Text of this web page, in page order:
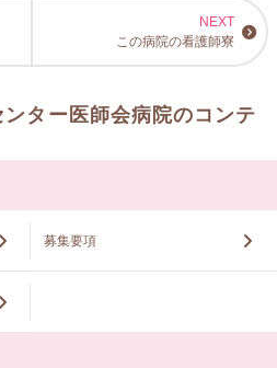
この病院の看護師寮
ター医師会病院のコンテ
募集要項